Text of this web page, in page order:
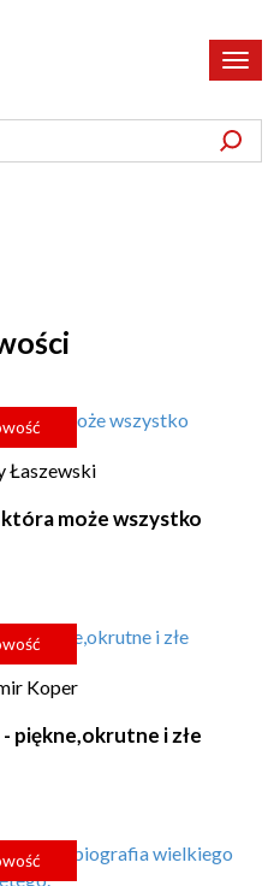
Łaszewski
może wszystko
Koper
piękne,okrutne i złe